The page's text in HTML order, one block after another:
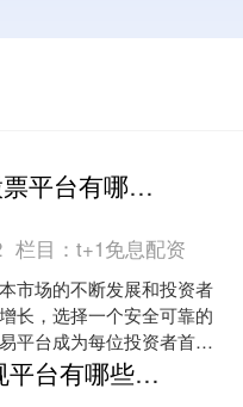
**正规股票平台有哪些？国内安全可靠的券商平台盘点**
栏目：t+1免息配资
市场的不断发展和投资者
长，选择一个安全可靠的
平台成为每位投资者首要
面对市场上众多的券商平
资，如何辨别....
股票正规平台有哪些？如何选择安全可靠的证券交易平台